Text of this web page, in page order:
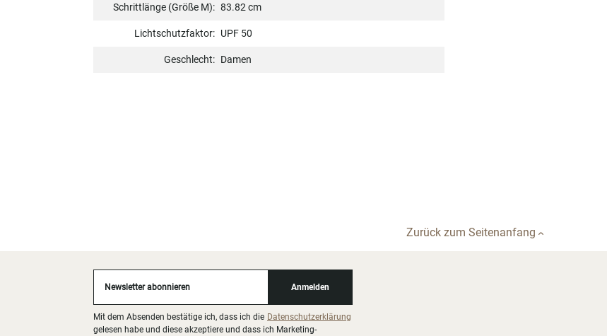
Schrittlänge (Größe M): 83.82 cm
Lichtschutzfaktor: UPF 50
Geschlecht: Damen
Zurück zum Seitenanfang
Newsletter abonnieren Anmelden
Mit dem Absenden bestätige ich, dass ich die Datenschutzerklärung
gelesen habe und diese akzeptiere und dass ich Marketing-